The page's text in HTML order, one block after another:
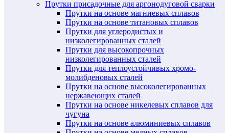
Прутки присадочные для аргонодуговой сварки
Прутки на основе магниевых сплавов
Прутки на основе титановых сплавов
Прутки для углеродистых и
низколегированных сталей
Прутки для высокопрочных
низколегированных сталей
Прутки для теплоустойчивых хромо-
молибденовых сталей
Прутки на основе высоколегированных
нержавеющих сталей
Прутки на основе никелевых сплавов для
чугуна
Прутки на основе алюминиевых сплавов